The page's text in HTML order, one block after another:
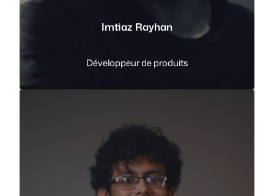
Imtiaz Rayhan
Développeur de produits